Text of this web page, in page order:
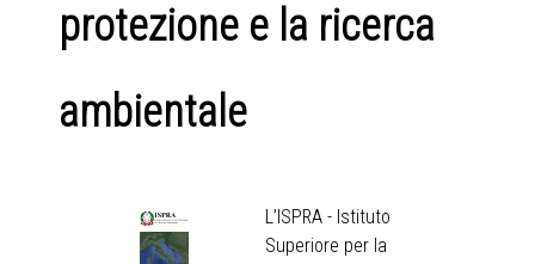
protezione e la ricerca
ambientale
L’ISPRA - Istituto
Superiore per la